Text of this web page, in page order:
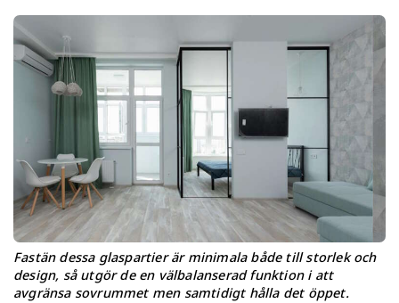
Fastän dessa glaspartier är minimala både till storlek och
design, så utgör de en välbalanserad funktion i att
avgränsa sovrummet men samtidigt hålla det öppet.